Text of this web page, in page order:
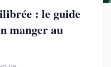
: le guide
manger au